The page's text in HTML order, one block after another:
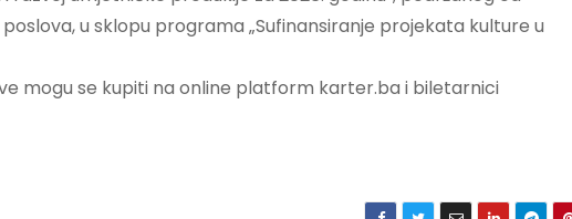
u sklopu programa „Sufinansiranje projekata kulture u
mogu se kupiti na online platform karter.ba i biletarnici